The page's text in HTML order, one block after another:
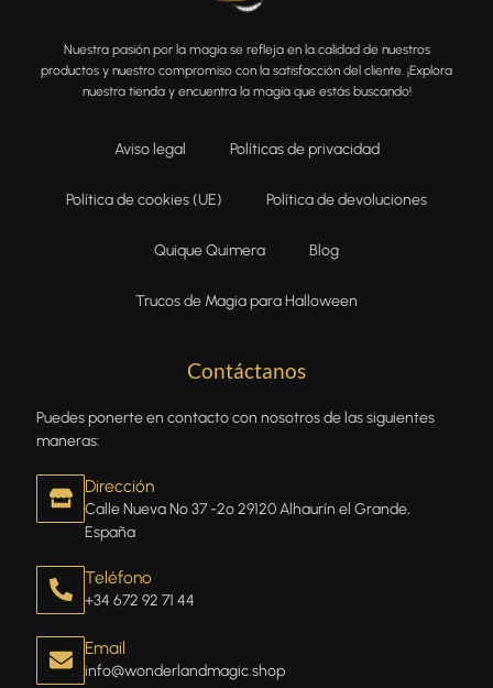
Contáctanos
Puedes ponerte en contacto con nosotros de las siguientes
maneras:
Dirección
Calle Nueva Nº 37 -2º 29120 Alhaurín el Grande,
España
Teléfono
+34 672 92 71 44
Email
info@wonderlandmagic.shop
Nuestra pasión por la magia se refleja en la calidad de nuestros
productos y nuestro compromiso con la satisfacción del cliente. ¡Explora
nuestra tienda y encuentra la magia que estás buscando!
Aviso legal Políticas de privacidad
Política de cookies (UE) Política de devoluciones
Quique Quimera Blog
Trucos de Magia para Halloween